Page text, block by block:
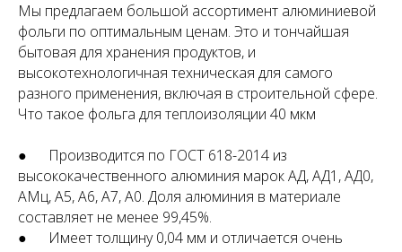
Мы предлагаем большой ассортимент алюминиевой
фольги по оптимальным ценам. Это и тончайшая
бытовая для хранения продуктов, и
высокотехнологичная техническая для самого
разного применения, включая в строительной сфере.
Что такое фольга для теплоизоляции 40 мкм
● Производится по ГОСТ 618-2014 из
высококачественного алюминия марок АД, АД1, АД0,
АМц, А5, А6, А7, А0. Доля алюминия в материале
составляет не менее 99,45%.
● Имеет толщину 0,04 мм и отличается очень